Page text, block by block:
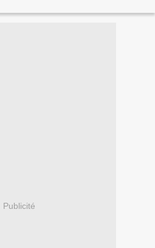
Publicité